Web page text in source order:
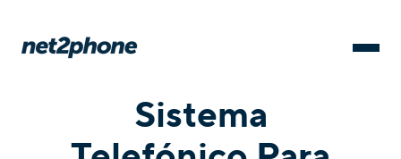
Sistema